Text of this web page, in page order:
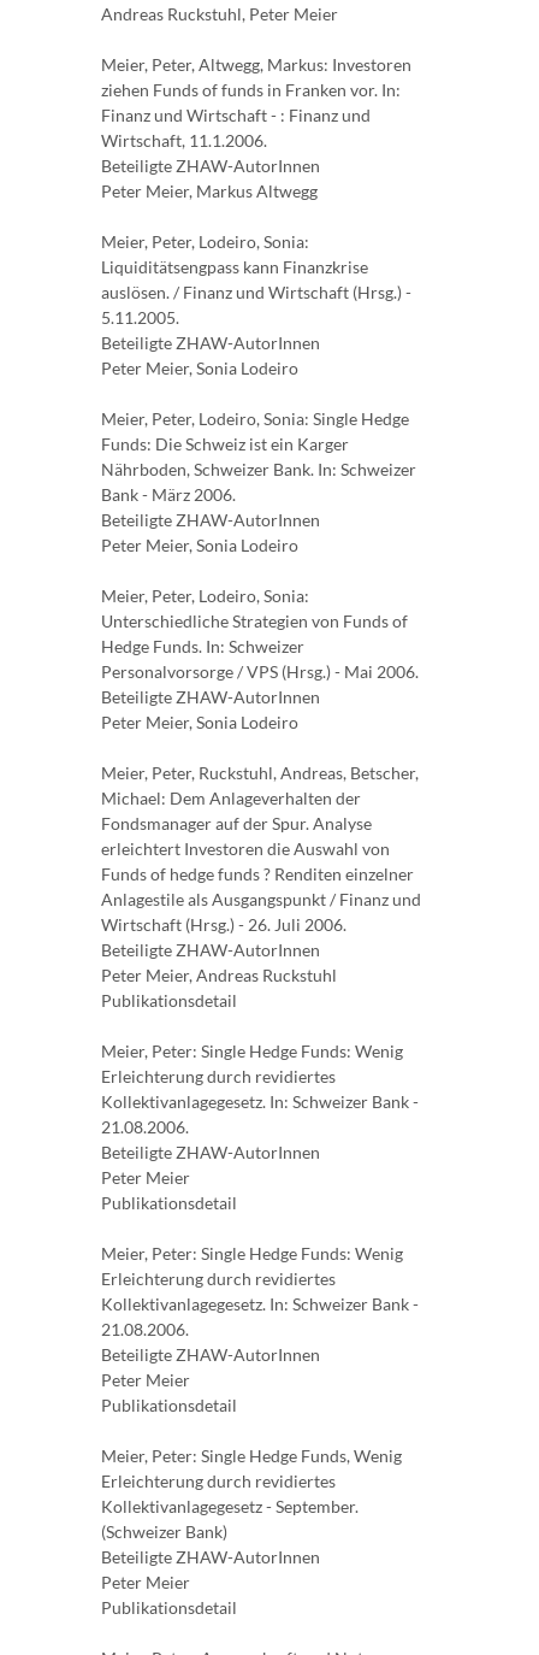
Andreas Ruckstuhl, Peter Meier
Meier, Peter, Altwegg, Markus: Investoren
ziehen Funds of funds in Franken vor. In:
Finanz und Wirtschaft - : Finanz und
Wirtschaft, 11.1.2006.
Beteiligte ZHAW-AutorInnen
Peter Meier, Markus Altwegg
Meier, Peter, Lodeiro, Sonia:
Liquiditätsengpass kann Finanzkrise
auslösen. / Finanz und Wirtschaft (Hrsg.) -
5.11.2005.
Beteiligte ZHAW-AutorInnen
Peter Meier, Sonia Lodeiro
Meier, Peter, Lodeiro, Sonia: Single Hedge
Funds: Die Schweiz ist ein Karger
Nährboden, Schweizer Bank. In: Schweizer
Bank - März 2006.
Beteiligte ZHAW-AutorInnen
Peter Meier, Sonia Lodeiro
Meier, Peter, Lodeiro, Sonia:
Unterschiedliche Strategien von Funds of
Hedge Funds. In: Schweizer
Personalvorsorge / VPS (Hrsg.) - Mai 2006.
Beteiligte ZHAW-AutorInnen
Peter Meier, Sonia Lodeiro
Meier, Peter, Ruckstuhl, Andreas, Betscher,
Michael: Dem Anlageverhalten der
Fondsmanager auf der Spur. Analyse
erleichtert Investoren die Auswahl von
Funds of hedge funds ? Renditen einzelner
Anlagestile als Ausgangspunkt / Finanz und
Wirtschaft (Hrsg.) - 26. Juli 2006.
Beteiligte ZHAW-AutorInnen
Peter Meier, Andreas Ruckstuhl
Publikationsdetail
Meier, Peter: Single Hedge Funds: Wenig
Erleichterung durch revidiertes
Kollektivanlagegesetz. In: Schweizer Bank -
21.08.2006.
Beteiligte ZHAW-AutorInnen
Peter Meier
Publikationsdetail
Meier, Peter: Single Hedge Funds: Wenig
Erleichterung durch revidiertes
Kollektivanlagegesetz. In: Schweizer Bank -
21.08.2006.
Beteiligte ZHAW-AutorInnen
Peter Meier
Publikationsdetail
Meier, Peter: Single Hedge Funds, Wenig
Erleichterung durch revidiertes
Kollektivanlagegesetz - September.
(Schweizer Bank)
Beteiligte ZHAW-AutorInnen
Peter Meier
Publikationsdetail